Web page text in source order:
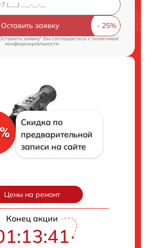
Оставить заявку
заявку" Вы соглашаетесь cполитикой
конфиденциальности
Скидка по
предварительной
записи на сайте
Цены на ремонт
Конец акции